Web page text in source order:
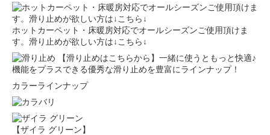
ホットカーペット・床暖房対応でオールシーズンご使用頂けま
す。滑り止めが欲しい方は↓こちら↓
【滑り止めはこちらから】一緒に使うともっと快適♪
機能をプラスできる優秀な滑り止めを豊富にラインナップ！
カラーラインナップ
【ザイラ グリーン】